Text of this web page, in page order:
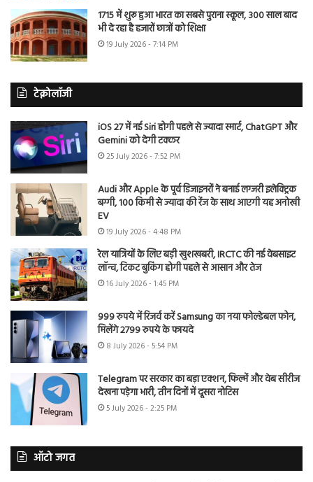
1715 में शुरू हुआ भारत का सबसे पुराना स्कूल, 300 साल बाद
भी दे रहा है हजारों छात्रों को शिक्षा
19 July 2026 - 7:14 PM
टेक्नोलॉजी
iOS 27 में नई Siri होगी पहले से ज्यादा स्मार्ट, ChatGPT और
Gemini को देगी टक्कर
25 July 2026 - 7:52 PM
Audi और Apple के पूर्व डिजाइनरों ने बनाई लग्जरी इलेक्ट्रिक
बग्गी, 100 किमी से ज्यादा की रेंज के साथ आएगी यह अनोखी
EV
19 July 2026 - 4:48 PM
रेल यात्रियों के लिए बड़ी खुशखबरी, IRCTC की नई वेबसाइट
लॉन्च, टिकट बुकिंग होगी पहले से आसान और तेज
16 July 2026 - 1:45 PM
999 रुपये में रिजर्व करें Samsung का नया फोल्डेबल फोन,
मिलेंगे 2799 रुपये के फायदे
8 July 2026 - 5:54 PM
Telegram पर सरकार का बड़ा एक्शन, फिल्में और वेब सीरीज
देखना पड़ेगा भारी, तीन दिनों में दूसरा नोटिस
5 July 2026 - 2:25 PM
ऑटो जगत